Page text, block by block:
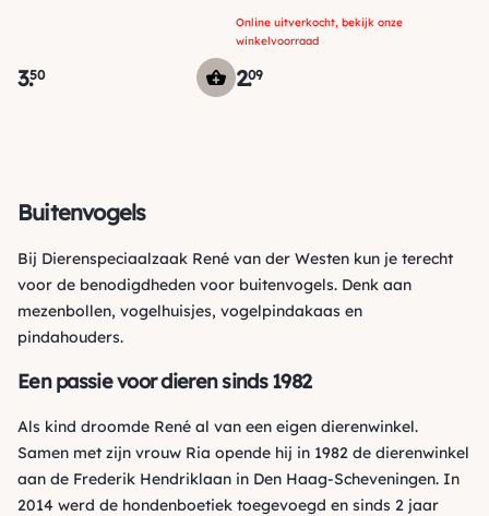
3.50
Online uitverkocht, bekijk onze
winkelvoorraad
2.09
Buitenvogels
Bij Dierenspeciaalzaak René van der Westen kun je terecht
voor de benodigdheden voor buitenvogels. Denk aan
mezenbollen, vogelhuisjes, vogelpindakaas en
pindahouders.
Een passie voor dieren sinds 1982
Als kind droomde René al van een eigen dierenwinkel.
Samen met zijn vrouw Ria opende hij in 1982 de dierenwinkel
aan de Frederik Hendriklaan in Den Haag-Scheveningen. In
2014 werd de hondenboetiek toegevoegd en sinds 2 jaar